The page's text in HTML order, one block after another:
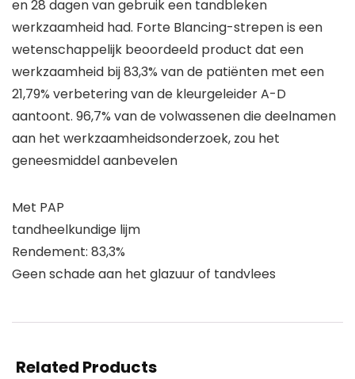
en 28 dagen van gebruik een tandbleken
werkzaamheid had. Forte Blancing-strepen is een
wetenschappelijk beoordeeld product dat een
werkzaamheid bij 83,3% van de patiënten met een
21,79% verbetering van de kleurgeleider A-D
aantoont. 96,7% van de volwassenen die deelnamen
aan het werkzaamheidsonderzoek, zou het
geneesmiddel aanbevelen
Met PAP
tandheelkundige lijm
Rendement: 83,3%
Geen schade aan het glazuur of tandvlees
Related Products